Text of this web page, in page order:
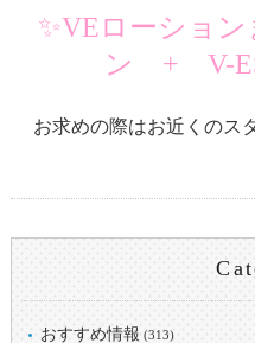
✨VEローショ
ン + V-
お求めの際はお近くのス
おすすめ情報 (313)